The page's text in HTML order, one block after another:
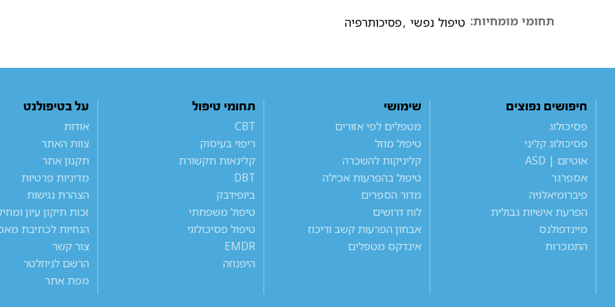
תחומי מומחיות: טיפול נפשי ,פסיכותרפיה
חיפושים נפוצים
פסיכולוג
פסיכולוג קליני
אוטיזם | ASD
אספרגר
פיברומיאלגיה
הפרעת אישיות גבולית
מיינדפולנס
התמכרות
שימושי
מטפלים לפי אזורים
טיפול מוזל
קליניקות להשכרה
טיפול בהפרעות אכילה
מדור הספרים
לוח דרושים
אבחון הפרעות קשב וריכוז
אינדקס מטפלים
תחומי טיפול
CBT
ריפוי בעיסוק
קלינאות תקשורת
DBT
ביופידבק
טיפול משפחתי
טיפול פסיכולוגי
EMDR
היפנוזה
על בטיפולנט
אודות
צוות האתר
תקנון אתר
מדיניות פרטיות
הצהרת נגישות
זכות תיקון עיון
הנחיות לכתיבת
צור קשר
הרשם לניוזלטר
מפת אתר